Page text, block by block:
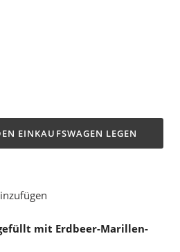
EINKAUFSWAGEN LEGEN
mit Erdbeer-Marillen-